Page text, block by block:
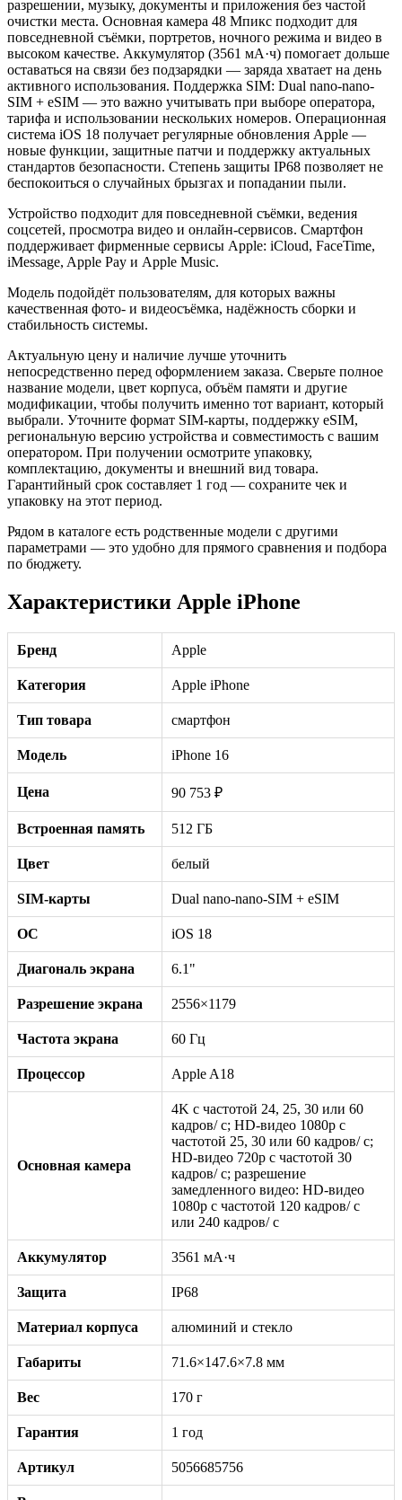
разрешении, музыку, документы и приложения без частой
очистки места. Основная камера 48 Мпикс подходит для
повседневной съёмки, портретов, ночного режима и видео в
высоком качестве. Аккумулятор (3561 мА·ч) помогает дольше
оставаться на связи без подзарядки — заряда хватает на день
активного использования. Поддержка SIM: Dual nano-nano-
SIM + eSIM — это важно учитывать при выборе оператора,
тарифа и использовании нескольких номеров. Операционная
система iOS 18 получает регулярные обновления Apple —
новые функции, защитные патчи и поддержку актуальных
стандартов безопасности. Степень защиты IP68 позволяет не
беспокоиться о случайных брызгах и попадании пыли.
Устройство подходит для повседневной съёмки, ведения
соцсетей, просмотра видео и онлайн-сервисов. Смартфон
поддерживает фирменные сервисы Apple: iCloud, FaceTime,
iMessage, Apple Pay и Apple Music.
Модель подойдёт пользователям, для которых важны
качественная фото- и видеосъёмка, надёжность сборки и
стабильность системы.
Актуальную цену и наличие лучше уточнить
непосредственно перед оформлением заказа. Сверьте полное
название модели, цвет корпуса, объём памяти и другие
модификации, чтобы получить именно тот вариант, который
выбрали. Уточните формат SIM-карты, поддержку eSIM,
региональную версию устройства и совместимость с вашим
оператором. При получении осмотрите упаковку,
комплектацию, документы и внешний вид товара.
Гарантийный срок составляет 1 год — сохраните чек и
упаковку на этот период.
Рядом в каталоге есть родственные модели с другими
параметрами — это удобно для прямого сравнения и подбора
по бюджету.
Характеристики Apple iPhone
Бренд Apple
Категория Apple iPhone
Тип товара смартфон
Модель iPhone 16
Цена 90 753 ₽
Встроенная память 512 ГБ
Цвет белый
SIM-карты Dual nano-nano-SIM + eSIM
ОС iOS 18
Диагональ экрана 6.1"
Разрешение экрана 2556×1179
Частота экрана 60 Гц
Процессор Apple A18
Основная камера
4K с частотой 24, 25, 30 или 60
кадров/ с; HD-видео 1080p с
частотой 25, 30 или 60 кадров/ с;
HD-видео 720p с частотой 30
кадров/ с; разрешение
замедленного видео: HD-видео
1080р c частотой 120 кадров/ с
или 240 кадров/ с
Аккумулятор 3561 мА·ч
Защита IP68
Материал корпуса алюминий и стекло
Габариты 71.6×147.6×7.8 мм
Вес 170 г
Гарантия 1 год
Артикул 5056685756